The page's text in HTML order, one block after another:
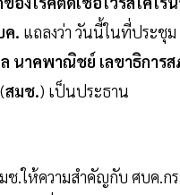
ค. แถลงว่า วันนี้ในที่ประชุ
นาคพาณิชย์ เลขาธิการส
(สมช.) เป็นประธาน
ช.ให้ความสำคัญกับ ศบค.กร